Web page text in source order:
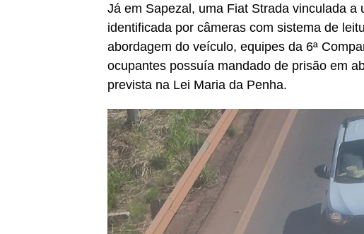
Já em Sapezal, uma Fiat Strada vinculada
identificada por câmeras com sistema de
abordagem do veículo, equipes da 6ª
ocupantes possuía mandado de prisão em
prevista na Lei Maria da Penha.